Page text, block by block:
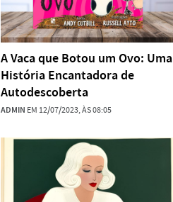
A Vaca que Botou um Ovo: Uma
História Encantadora de
Autodescoberta
ADMIN EM 12/07/2023, ÀS 08:05